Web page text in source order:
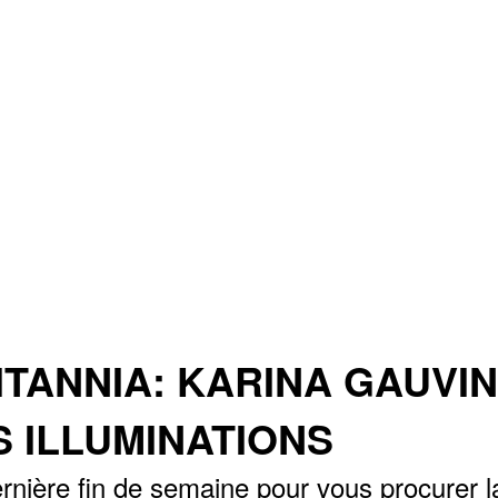
KARINA
ILLUMINATIONS
fin de semaine pour vous procurer